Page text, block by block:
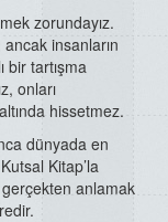
zorundayız.
insanların
bir tartışma
onları
hissetmez.
dünyada en
Kitap’la
gerçekten anlamak